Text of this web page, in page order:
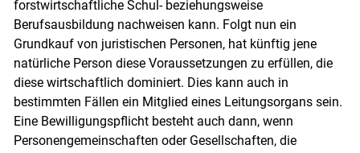
forstwirtschaftliche Schul- beziehungsweise
Berufsausbildung nachweisen kann. Folgt nun ein
Grundkauf von juristischen Personen, hat künftig jene
natürliche Person diese Voraussetzungen zu erfüllen, die
diese wirtschaftlich dominiert. Dies kann auch in
bestimmten Fällen ein Mitglied eines Leitungsorgans sein.
Eine Bewilligungspflicht besteht auch dann, wenn
Personengemeinschaften oder Gesellschaften, die